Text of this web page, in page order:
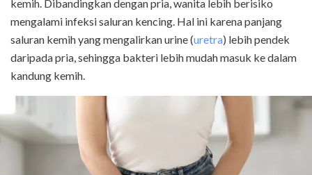
kemih. Dibandingkan dengan pria, wanita lebih berisiko
mengalami infeksi saluran kencing. Hal ini karena panjang
saluran kemih yang mengalirkan urine (uretra) lebih pendek
daripada pria, sehingga bakteri lebih mudah masuk ke dalam
kandung kemih.